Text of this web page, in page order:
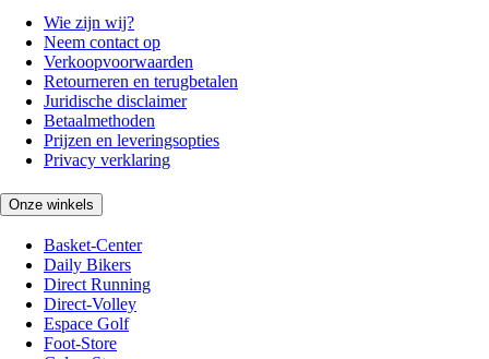
Wie zijn wij?
Neem contact op
Verkoopvoorwaarden
Retourneren en terugbetalen
Juridische disclaimer
Betaalmethoden
Prijzen en leveringsopties
Privacy verklaring
Onze winkels
Basket-Center
Daily Bikers
Direct Running
Direct-Volley
Espace Golf
Foot-Store